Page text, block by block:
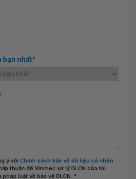
bạn nhất*
ý với Chính sách bảo vệ dữ liệu cá nhân
thuận để Vinmec xử lý DLCN của tôi
luật về bảo vệ DLCN. *